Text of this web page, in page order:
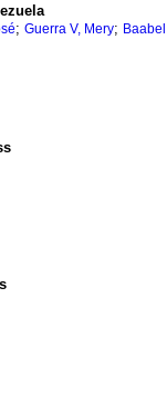
; Guerra V, Mery;